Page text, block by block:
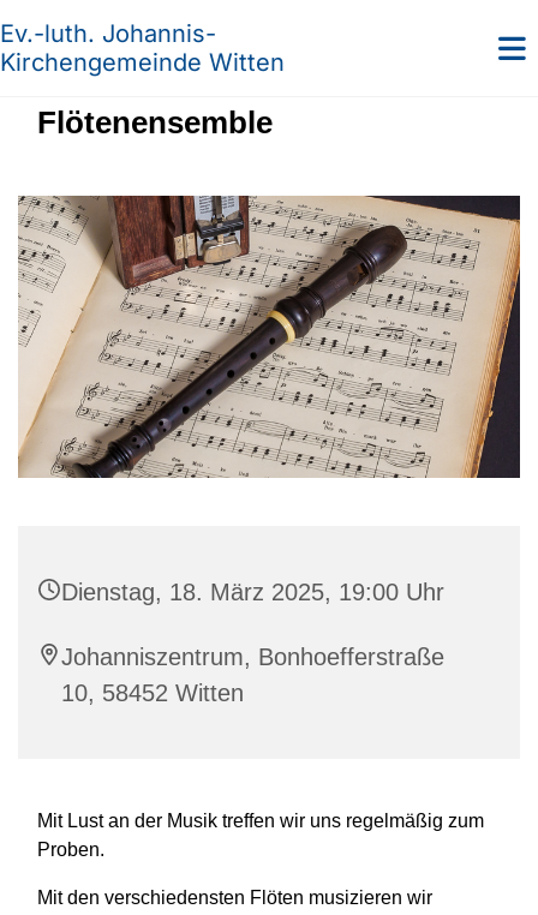
Ev.-luth. Johannis-
Kirchengemeinde Witten
Flötenensemble
Dienstag, 18. März 2025, 19:00 Uhr
Johanniszentrum, Bonhoefferstraße
10, 58452 Witten
Mit Lust an der Musik treffen wir uns regelmäßig zum
Proben.
Mit den verschiedensten Flöten musizieren wir